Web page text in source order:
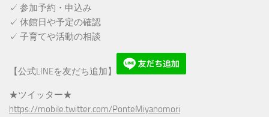
✓ 参加予約・申込み
✓ 休館日や予定の確認
✓ 子育てや活動の相談
【公式LINEを友だち追加】
★ツイッター★
https://mobile.twitter.com/PonteMiyanomori